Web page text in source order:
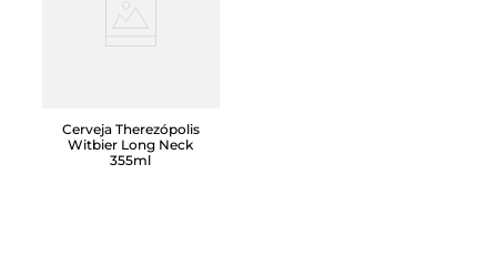
Cerveja Therezópolis
Witbier Long Neck
355ml